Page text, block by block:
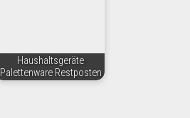
Haushaltsgeräte
Palettenware Restposten